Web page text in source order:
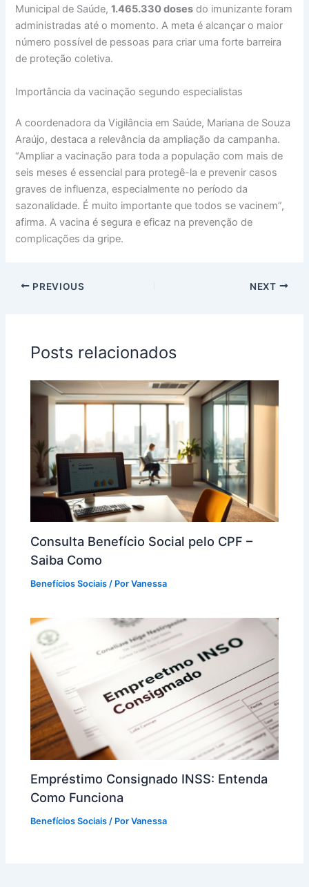
Municipal de Saúde,1.465.330 doses do imunizante foram
administradas até o momento. A meta é alcançar o maior
número possível de pessoas para criar uma forte barreira
de proteção coletiva.
Importância da vacinação segundo especialistas
A coordenadora da Vigilância em Saúde, Mariana de Souza
Araújo, destaca a relevância da ampliação da campanha.
“Ampliar a vacinação para toda a população com mais de
seis meses é essencial para protegê-la e prevenir casos
graves de influenza, especialmente no período da
sazonalidade. É muito importante que todos se vacinem”,
afirma. A vacina é segura e eficaz na prevenção de
complicações da gripe.
PREVIOUS NEXT
Posts relacionados
Consulta Benefício Social pelo CPF –
Saiba Como
Benefícios Sociais / PorVanessa
Empréstimo Consignado INSS: Entenda
Como Funciona
Benefícios Sociais / PorVanessa